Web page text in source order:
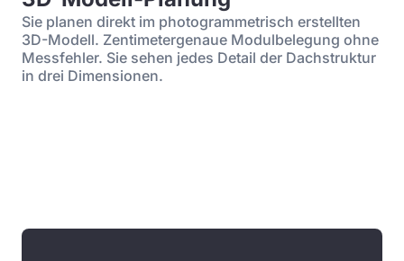
Sie planen direkt im photogrammetrisch erstellten
3D-Modell. Zentimetergenaue Modulbelegung ohne
Messfehler. Sie sehen jedes Detail der Dachstruktur
in drei Dimensionen.